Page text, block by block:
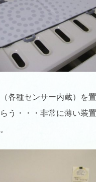
各種センサー内蔵）を
う・・・非常に薄い装